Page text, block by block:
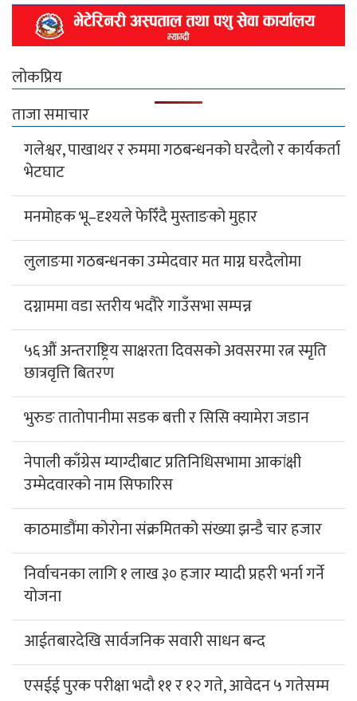
लोकप्रिय
ताजा समाचार
गलेश्वर, पाखाथर र रुममा गठबन्धनको घरदैलो र कार्यकर्ता
भेटघाट
मनमोहक भू–दृश्यले फेरिँदै मुस्ताङको मुहार
लुलाङमा गठबन्धनका उम्मेदवार मत माग्न घरदैलोमा
दग्नाममा वडा स्तरीय भदौरे गाउँसभा सम्पन्न
५६औं अन्तराष्ट्रिय साक्षरता दिवसको अवसरमा रत्न स्मृति
छात्रवृत्ति बितरण
भुरुङ तातोपानीमा सडक बत्ती र सिसि क्यामेरा जडान
नेपाली काँग्रेस म्याग्दीबाट प्रतिनिधिसभामा आकांक्षी
उम्मेदवारको नाम सिफारिस
काठमाडौंमा कोरोना संक्रमितको संख्या झन्डै चार हजार
निर्वाचनका लागि १ लाख ३० हजार म्यादी प्रहरी भर्ना गर्ने
योजना
आईतबारदेखि सार्वजनिक सवारी साधन बन्द
एसईई पुरक परीक्षा भदौ ११ र १२ गते, आवेदन ५ गतेसम्म